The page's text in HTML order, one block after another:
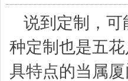
说到定制，
种定制也是五
具特点的当属